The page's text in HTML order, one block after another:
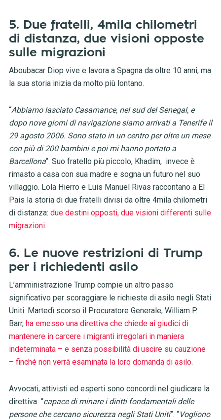
5. Due fratelli, 4mila chilometri
di distanza, due visioni opposte
sulle migrazioni
Aboubacar Diop vive e lavora a Spagna da oltre 10 anni, ma
la sua storia inizia da molto più lontano.
“Abbiamo lasciato Casamance, nel sud del Senegal, e
dopo nove giorni di navigazione siamo arrivati a Tenerife il
29 agosto 2006. Sono stato in un centro per oltre un mese
con più di 200 bambini e poi mi hanno portato a
Barcellona“. Suo fratello più piccolo, Khadim, invece è
rimasto a casa con sua madre e sogna un futuro nel suo
villaggio. Lola Hierro e Luis Manuel Rivas raccontano a El
Pais la storia di due fratelli divisi da oltre 4mila chilometri
di distanza: due destini opposti, due visioni differenti sulle
migrazioni.
6. Le nuove restrizioni di Trump
per i richiedenti asilo
L’amministrazione Trump compie un altro passo
significativo per scoraggiare le richieste di asilo negli Stati
Uniti. Martedì scorso il Procuratore Generale, William P.
Barr, ha emesso una direttiva che chiede ai giudici di
mantenere in carcere i migranti irregolari in maniera
indeterminata – e senza possibilità di uscire su cauzione
– finché non verrà esaminata la loro domanda di asilo.
Avvocati, attivisti ed esperti sono concordi nel giudicare la
direttiva “capace di minare i diritti fondamentali delle
persone che cercano sicurezza negli Stati Uniti”. “Vogliono